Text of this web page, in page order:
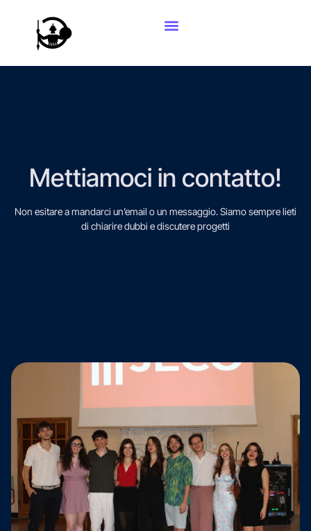
Mettiamoci in contatto!
Non esitare a mandarci un’email o un messaggio. Siamo sempre lieti
di chiarire dubbi e discutere progetti